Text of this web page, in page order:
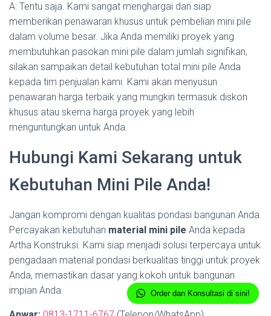
A: Tentu saja. Kami sangat menghargai dan siap
memberikan penawaran khusus untuk pembelian mini pile
dalam volume besar. Jika Anda memiliki proyek yang
membutuhkan pasokan mini pile dalam jumlah signifikan,
silakan sampaikan detail kebutuhan total mini pile Anda
kepada tim penjualan kami. Kami akan menyusun
penawaran harga terbaik yang mungkin termasuk diskon
khusus atau skema harga proyek yang lebih
menguntungkan untuk Anda.
Hubungi Kami Sekarang untuk
Kebutuhan Mini Pile Anda!
Jangan kompromi dengan kualitas pondasi bangunan Anda.
Percayakan kebutuhan material mini pile Anda kepada
Artha Konstruksi. Kami siap menjadi solusi terpercaya untuk
pengadaan material pondasi berkualitas tinggi untuk proyek
Anda, memastikan dasar yang kokoh untuk bangunan
impian Anda.
Order dan Konsultasi di sini!